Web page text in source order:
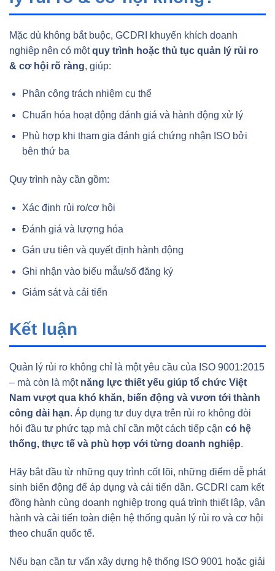
Mặc dù không bắt buộc, GCDRI khuyến khích doanh
nghiệp nên có mộtquy trình hoặc thủ tục quản lý rủi ro
& cơ hội rõ ràng, giúp:
Phân công trách nhiệm cụ thể
Chuẩn hóa hoạt động đánh giá và hành động xử lý
Phù hợp khi tham gia đánh giá chứng nhận ISO bởi
bên thứ ba
Quy trình này cần gồm:
Xác định rủi ro/cơ hội
Đánh giá và lượng hóa
Gán ưu tiên và quyết định hành động
Ghi nhận vào biểu mẫu/sổ đăng ký
Giám sát và cải tiến
Kết luận
Quản lý rủi ro không chỉ là một yêu cầu của ISO 9001:2015
– mà còn là một năng lực thiết yếu giúp tổ chức Việt
Nam vượt qua khó khăn, biến động và vươn tới thành
công dài hạn. Áp dụng tư duy dựa trên rủi ro không đòi
hỏi đầu tư phức tạp mà chỉ cần một cách tiếp cận có hệ
thống, thực tế và phù hợp với từng doanh nghiệp.
Hãy bắt đầu từ những quy trình cốt lõi, những điểm dễ phát
sinh biến động để áp dụng và cải tiến dần. GCDRI cam kết
đồng hành cùng doanh nghiệp trong quá trình thiết lập, vận
hành và cải tiến toàn diện hệ thống quản lý rủi ro và cơ hội
theo chuẩn quốc tế.
Nếu bạn cần tư vấn xây dựng hệ thống ISO 9001 hoặc giải